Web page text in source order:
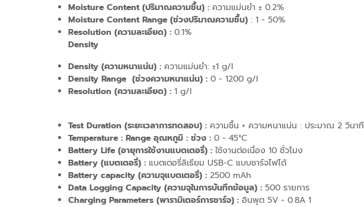
Moisture Content (ปริมาณความชื้น) : ความแม่นยำ ± 0.2%
Moisture Content Range (ช่วงปริมาณความชื้น) : 1 - 50%
Resolution (ความละเอียด) : 0.1%
Density
Density (ความหนาแน่น) : ความแม่นยำ: ±1 g/l
Density Range (ช่วงความหนาแน่น) : 0 - 1200 g/l
Resolution (ความละเอียด) : 1 g/l
Test Duration (ระยะเวลาการทดสอบ) : ความชื้น + ความหนาแน่น : ประมาณ 2 วินาที
Temperature : Range อุณหภูมิ : ช่วง : 0 - 45°C
Battery Life (อายุการใช้งานแบตเตอรี่) : ใช้งานต่อเนื่อง 10 ชั่วโมง
Battery (แบตเตอรี่) : แบตเตอรี่ลิเธียม USB-C แบบชาร์จไฟได้
Battery capacity (ความจุแบตเตอรี่) : 2500 mAh
Data Logging Capacity (ความจุในการบันทึกข้อมูล) : 500 รายการ
Charging Parameters (พารามิเตอร์การชาร์จ) : อินพุต 5V - 0.8A 1